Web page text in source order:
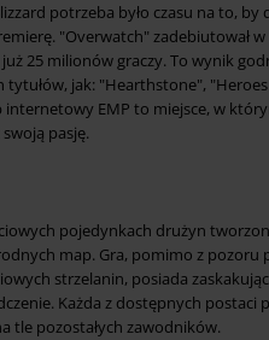
potrzeba było czasu na to, by
"Overwatch" zadebiutował
25 milionów graczy. To wynik
jak: "Hearthstone",
internetowy EMP to miejsce, w
pasję.
pojedynkach drużyn
map. Gra, pomimo z pozoru
strzelanin, posiada
Każda z dostępnych postaci
tle pozostałych zawodników.